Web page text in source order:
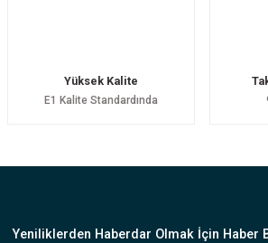
Yüksek Kalite
E1 Kalite Standardında
Yeniliklerden Haberdar Olmak İçin Haber